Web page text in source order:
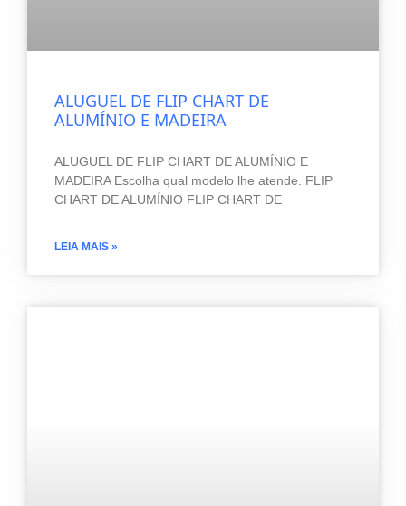
ALUGUEL DE FLIP CHART DE
ALUMÍNIO E MADEIRA
ALUGUEL DE FLIP CHART DE ALUMÍNIO E
MADEIRA Escolha qual modelo lhe atende. FLIP
CHART DE ALUMÍNIO FLIP CHART DE
LEIA MAIS »